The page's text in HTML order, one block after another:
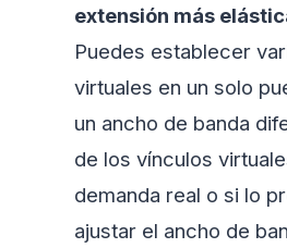
extensión más
Puedes establecer
virtuales en un solo
un ancho de banda
de los vínculos
demanda real o si lo
ajustar el ancho de